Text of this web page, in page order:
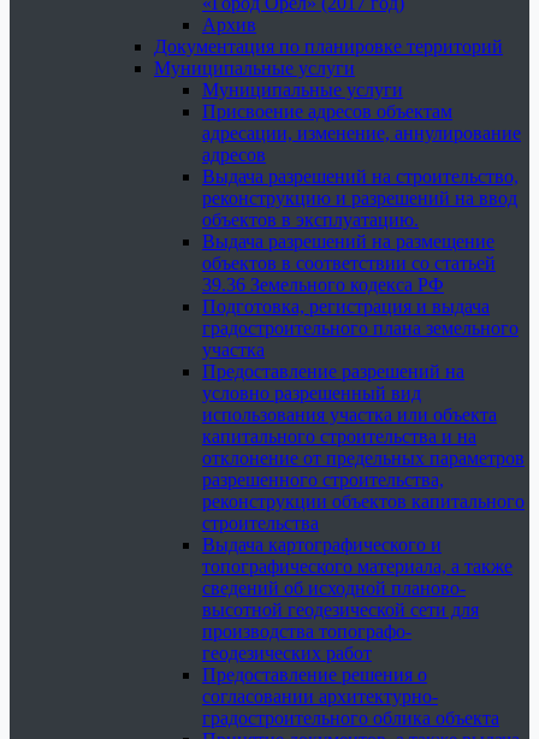
Архив
Документация по планировке территорий
Муниципальные услуги
Муниципальные услуги
Присвоение адресов объектам
адресации, изменение, аннулирование
адресов
Выдача разрешений на строительство,
реконструкцию и разрешений на ввод
объектов в эксплуатацию.
Выдача разрешений на размещение
объектов в соответствии со статьей
39.36 Земельного кодекса РФ
Подготовка, регистрация и выдача
градостроительного плана земельного
участка
Предоставление разрешений на
условно разрешенный вид
использования участка или объекта
капитального строительства и на
отклонение от предельных параметров
разрешенного строительства,
реконструкции объектов капитального
строительства
Выдача картографического и
топографического материала, а также
сведений об исходной планово-
высотной геодезической сети для
производства топографо-
геодезических работ
Предоставление решения о
согласовании архитектурно-
градостроительного облика объекта